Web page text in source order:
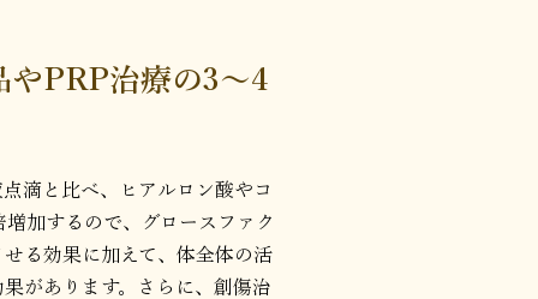
やPRP治療の3～4
滴と比べ、ヒアルロン酸やコ
加するので、グロースファク
る効果に加えて、体全体の活
があります。さらに、創傷治